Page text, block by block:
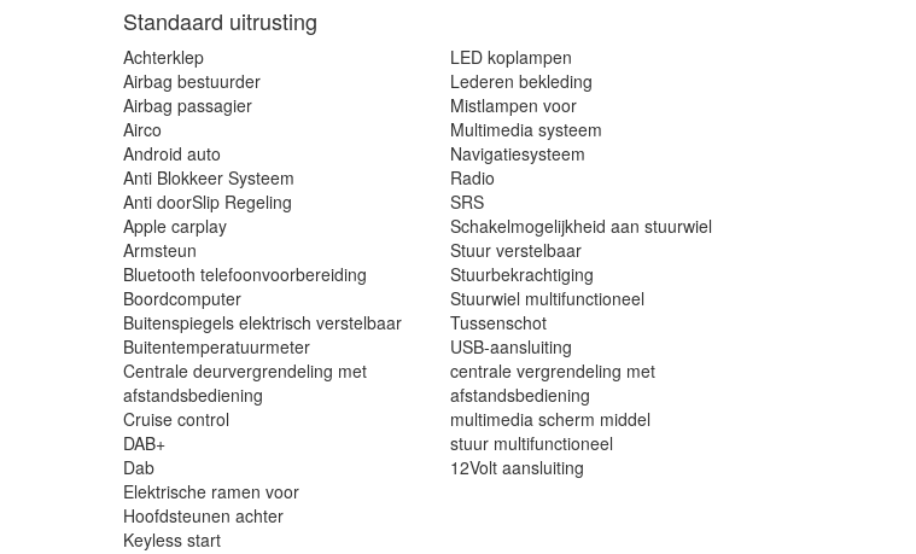
Standaard uitrusting
Achterklep
Airbag bestuurder
Airbag passagier
Airco
Android auto
Anti Blokkeer Systeem
Anti doorSlip Regeling
Apple carplay
Armsteun
Bluetooth telefoonvoorbereiding
Boordcomputer
Buitenspiegels elektrisch verstelbaar
Buitentemperatuurmeter
Centrale deurvergrendeling met
afstandsbediening
Cruise control
DAB+
Dab
Elektrische ramen voor
Hoofdsteunen achter
Keyless start
LED koplampen
Lederen bekleding
Mistlampen voor
Multimedia systeem
Navigatiesysteem
Radio
SRS
Schakelmogelijkheid aan stuurwiel
Stuur verstelbaar
Stuurbekrachtiging
Stuurwiel multifunctioneel
Tussenschot
USB-aansluiting
centrale vergrendeling met
afstandsbediening
multimedia scherm middel
stuur multifunctioneel
12Volt aansluiting